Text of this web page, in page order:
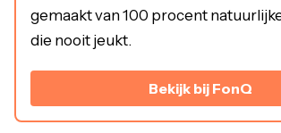
gemaakt van 100 procent
die nooit jeukt.
Bekijk bij FonQ